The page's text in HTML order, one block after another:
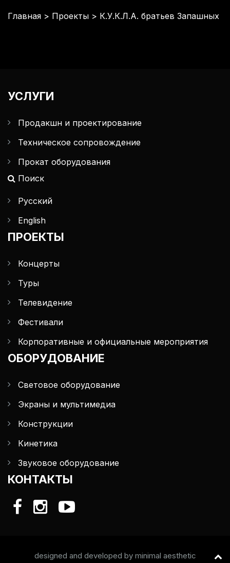
Главная > Проекты > К.У.К.Л.А. братьев Запашных
УСЛУГИ
Продакшн и проектирование
Техническое сопровождение
Прокат оборудования
Поиск
Русский
English
ПРОЕКТЫ
Концерты
Туры
Телевидение
Фестивали
Корпоративные и официальные мероприятия
ОБОРУДОВАНИЕ
Световое оборудование
Экраны и мультимедиа
Конструкции
Кинетика
Звуковое оборудование
КОНТАКТЫ
designed and developed by minimal aesthetic